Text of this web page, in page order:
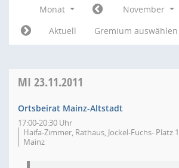
Monat November
Aktuell
Gremium auswählen
MI 23.11.2011
Ortsbeirat Mainz-Altstadt
17:00-20:30 Uhr
Haifa-Zimmer, Rathaus, Jockel-Fuchs- Platz
Mainz